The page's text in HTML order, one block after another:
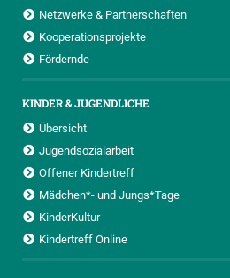
Netzwerke & Partnerschaften
Kooperationsprojekte
Fördernde
KINDER & JUGENDLICHE
Übersicht
Jugendsozialarbeit
Offener Kindertreff
Mädchen*- und Jungs*Tage
KinderKultur
Kindertreff Online